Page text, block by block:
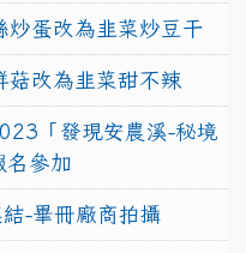
蛋改為韭菜炒豆干
改為韭菜甜不辣
「發現安農溪-秘境
名參加
-畢冊廠商拍攝